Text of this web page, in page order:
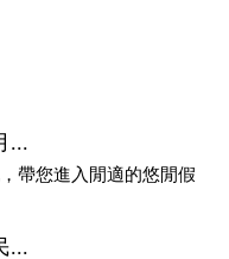
...
帶您進入閒適的悠閒假
...